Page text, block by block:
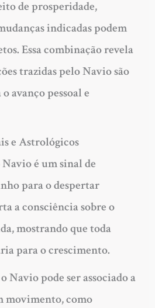
de prosperidade,
indicadas podem
Essa combinação revela
trazidas pelo Navio são
avanço pessoal e
e Astrológicos
Navio é um sinal de
para o despertar
a consciência sobre o
mostrando que toda
para o crescimento.
Navio pode ser associado a
movimento, como